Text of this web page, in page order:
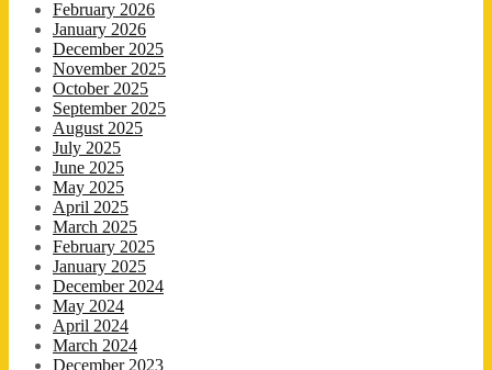
February 2026
January 2026
December 2025
November 2025
October 2025
September 2025
August 2025
July 2025
June 2025
May 2025
April 2025
March 2025
February 2025
January 2025
December 2024
May 2024
April 2024
March 2024
December 2023